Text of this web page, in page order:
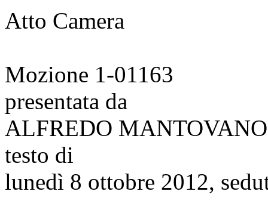
Atto Camera
Mozione 1-01163
presentata da
ALFREDO MANTOVANO
testo di
lunedì 8 ottobre 2012,